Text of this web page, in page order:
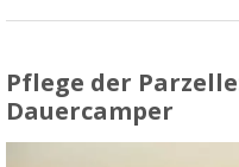
Pflege der
Dauercamper